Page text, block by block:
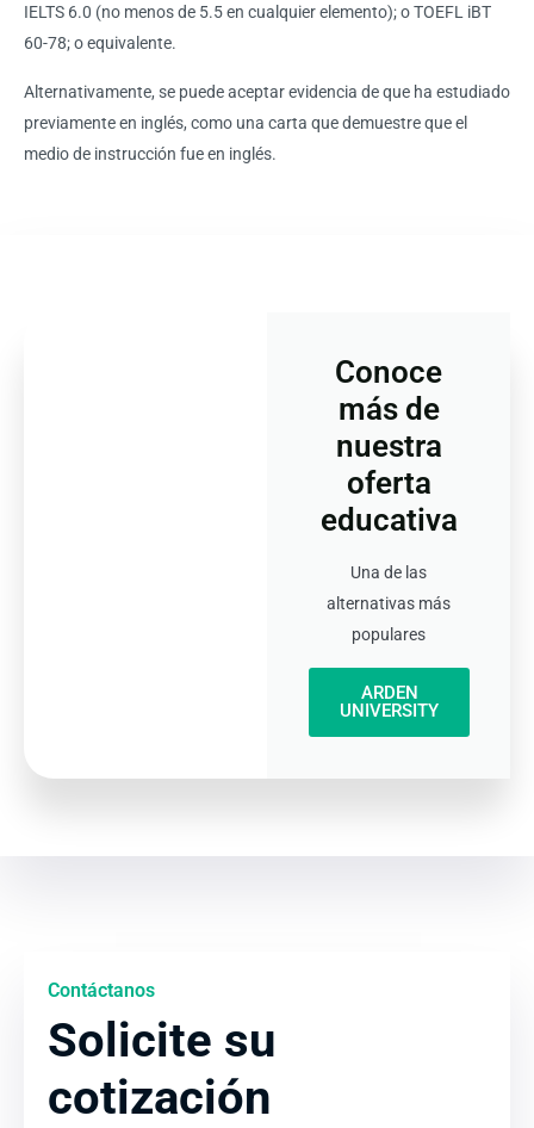
IELTS 6.0 (no menos de 5.5 en cualquier elemento); o TOEFL iBT
60-78; o equivalente.
Alternativamente, se puede aceptar evidencia de que ha estudiado
previamente en inglés, como una carta que demuestre que el
medio de instrucción fue en inglés.
Conoce
más de
nuestra
oferta
educativa
Una de las
alternativas más
populares
ARDEN
UNIVERSITY
Contáctanos
Solicite su
cotización